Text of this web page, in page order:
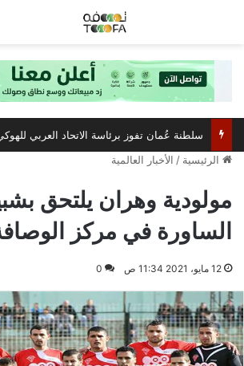
الرئيسية / الأخبار العالمية
مولودية وهران يلتحق
الساورة في مركز
12 مايو، 2021 11:34 ص 0